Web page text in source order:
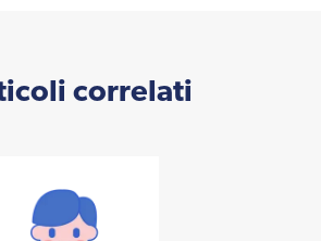
correlati